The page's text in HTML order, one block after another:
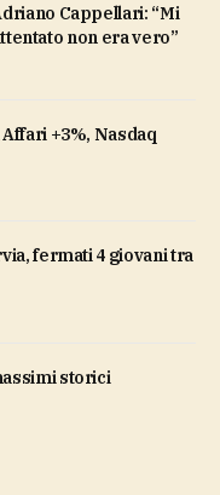
non era vero”
storici